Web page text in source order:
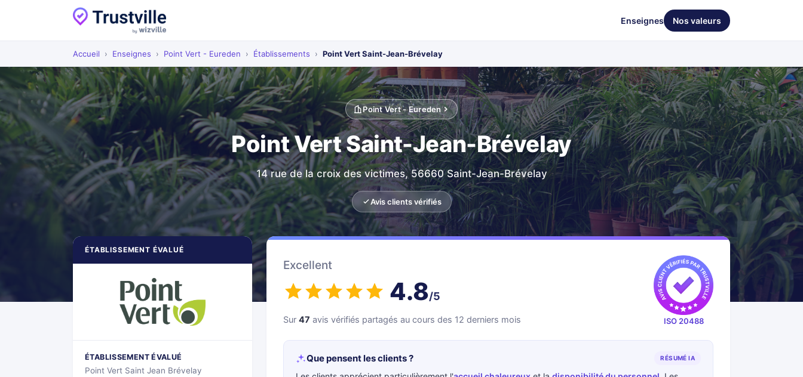
Enseignes Nos valeurs
Accueil › Enseignes › Point Vert - Eureden › Établissements › Point Vert Saint-Jean-Brévelay
Point Vert - Eureden
Point Vert Saint-Jean-Brévelay
14 rue de la croix des victimes, 56660 Saint-Jean-Brévelay
Avis clients vérifiés
ÉTABLISSEMENT ÉVALUÉ
ÉTABLISSEMENT ÉVALUÉ
Point Vert Saint Jean Brévelay
Excellent
4.8/5
Sur 47 avis vérifiés partagés au cours des 12 derniers mois ISO 20488
Que pensent les clients ? RÉSUMÉ IA